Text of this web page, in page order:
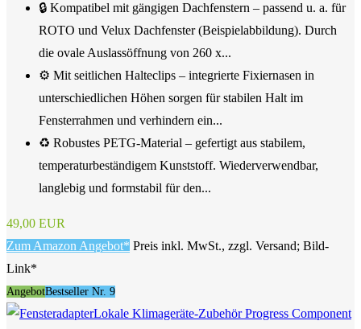
🔒 Kompatibel mit gängigen Dachfenstern – passend u. a. für
ROTO und Velux Dachfenster (Beispielabbildung). Durch
die ovale Auslassöffnung von 260 x...
⚙️ Mit seitlichen Halteclips – integrierte Fixiernasen in
unterschiedlichen Höhen sorgen für stabilen Halt im
Fensterrahmen und verhindern ein...
♻️ Robustes PETG-Material – gefertigt aus stabilem,
temperaturbeständigem Kunststoff. Wiederverwendbar,
langlebig und formstabil für den...
49,00 EUR
Zum Amazon Angebot* Preis inkl. MwSt., zzgl. Versand; Bild-
Link*
AngebotBestseller Nr. 9